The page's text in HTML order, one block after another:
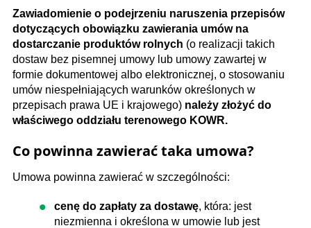
Zawiadomienie o podejrzeniu naruszenia przepisów
dotyczących obowiązku zawierania umów na
dostarczanie produktów rolnych (o realizacji takich
dostaw bez pisemnej umowy lub umowy zawartej w
formie dokumentowej albo elektronicznej, o stosowaniu
umów niespełniających warunków określonych w
przepisach prawa UE i krajowego) należy złożyć do
właściwego oddziału terenowego KOWR.
Co powinna zawierać taka umowa?
Umowa powinna zawierać w szczególności:
cenę do zapłaty za dostawę, która: jest
niezmienna i określona w umowie lub jest